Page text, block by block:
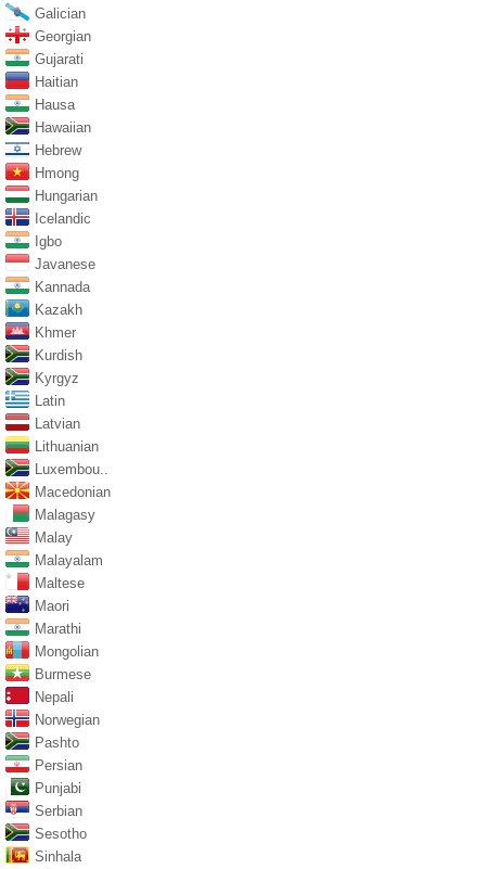
Galician
Georgian
Gujarati
Haitian
Hausa
Hawaiian
Hebrew
Hmong
Hungarian
Icelandic
Igbo
Javanese
Kannada
Kazakh
Khmer
Kurdish
Kyrgyz
Latin
Latvian
Lithuanian
Luxembou..
Macedonian
Malagasy
Malay
Malayalam
Maltese
Maori
Marathi
Mongolian
Burmese
Nepali
Norwegian
Pashto
Persian
Punjabi
Serbian
Sesotho
Sinhala